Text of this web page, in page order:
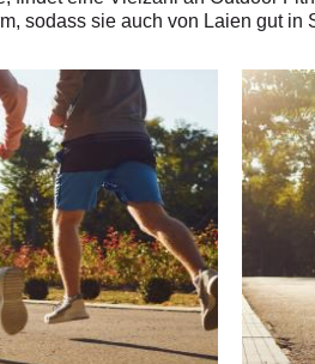
sodass sie auch von Laien gut in